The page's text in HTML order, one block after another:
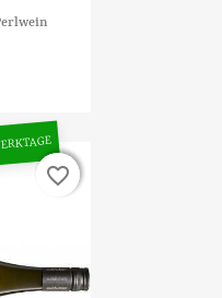
favorite_border
favorite_border